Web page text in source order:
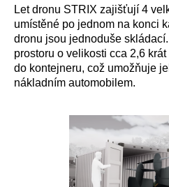
Let dronu STRIX zajišťují 4
umístěné po jednom na konci
dronu jsou jednoduše
prostoru o velikosti cca 2,6
do kontejneru, což umožňuje
nákladním automobilem.